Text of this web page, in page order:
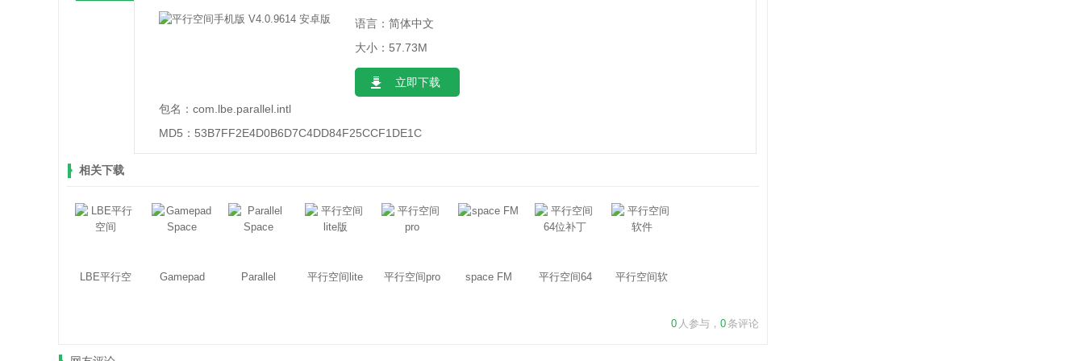
语言：简体中文
大小：57.73M
立即下载
包名： com.lbe.parallel.intl
MD5： 53B7FF2E4D0B6D7C4DD84F25CCF1DE1C
相关下载
LBE平行空
Gamepad
Parallel
平行空间lite
平行空间pro space FM
平行空间64
平行空间软
0 人参与， 0条评论